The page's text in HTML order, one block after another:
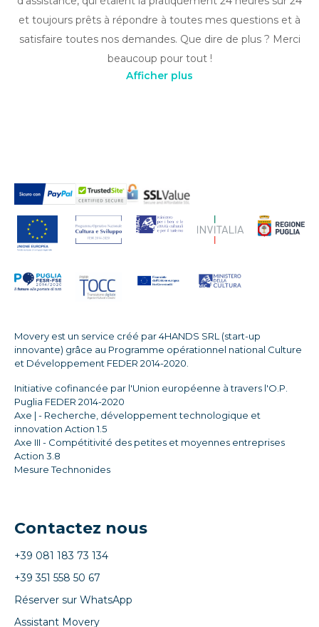
et toujours prêts à répondre à toutes mes questions et à
satisfaire toutes nos demandes. Que dire de plus ? Merci
beaucoup pour tout !
Afficher plus
Movery est un service créé par 4HANDS SRL (start-up
innovante) grâce au Programme opérationnel national Culture
et Développement FEDER 2014-2020.
Initiative cofinancée par l'Union européenne à travers l'O.P.
Puglia FEDER 2014-2020
Axe | - Recherche, développement technologique et
innovation Action 1.5
Axe III - Compétitivité des petites et moyennes entreprises
Action 3.8
Mesure Technonides
Contactez nous
+39 081 183 73 134
+39 351 558 50 67
Réserver sur WhatsApp
Assistant Movery